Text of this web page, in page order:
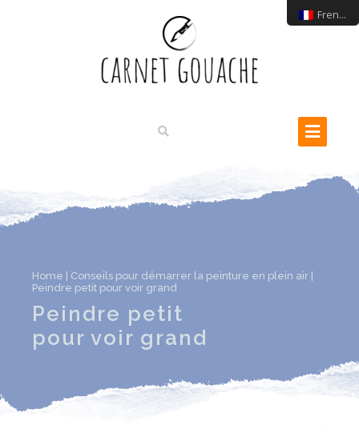
Home Conseils pour démarrer la peinture en plein air
Peindre petit pour voir grand
Peindre petit
pour voir grand
French